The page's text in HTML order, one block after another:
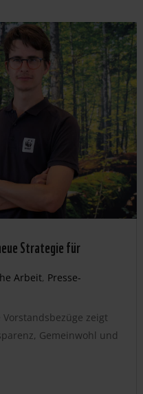
Strategie für
Arbeit, Presse-
zeigt
Gemeinwohl und